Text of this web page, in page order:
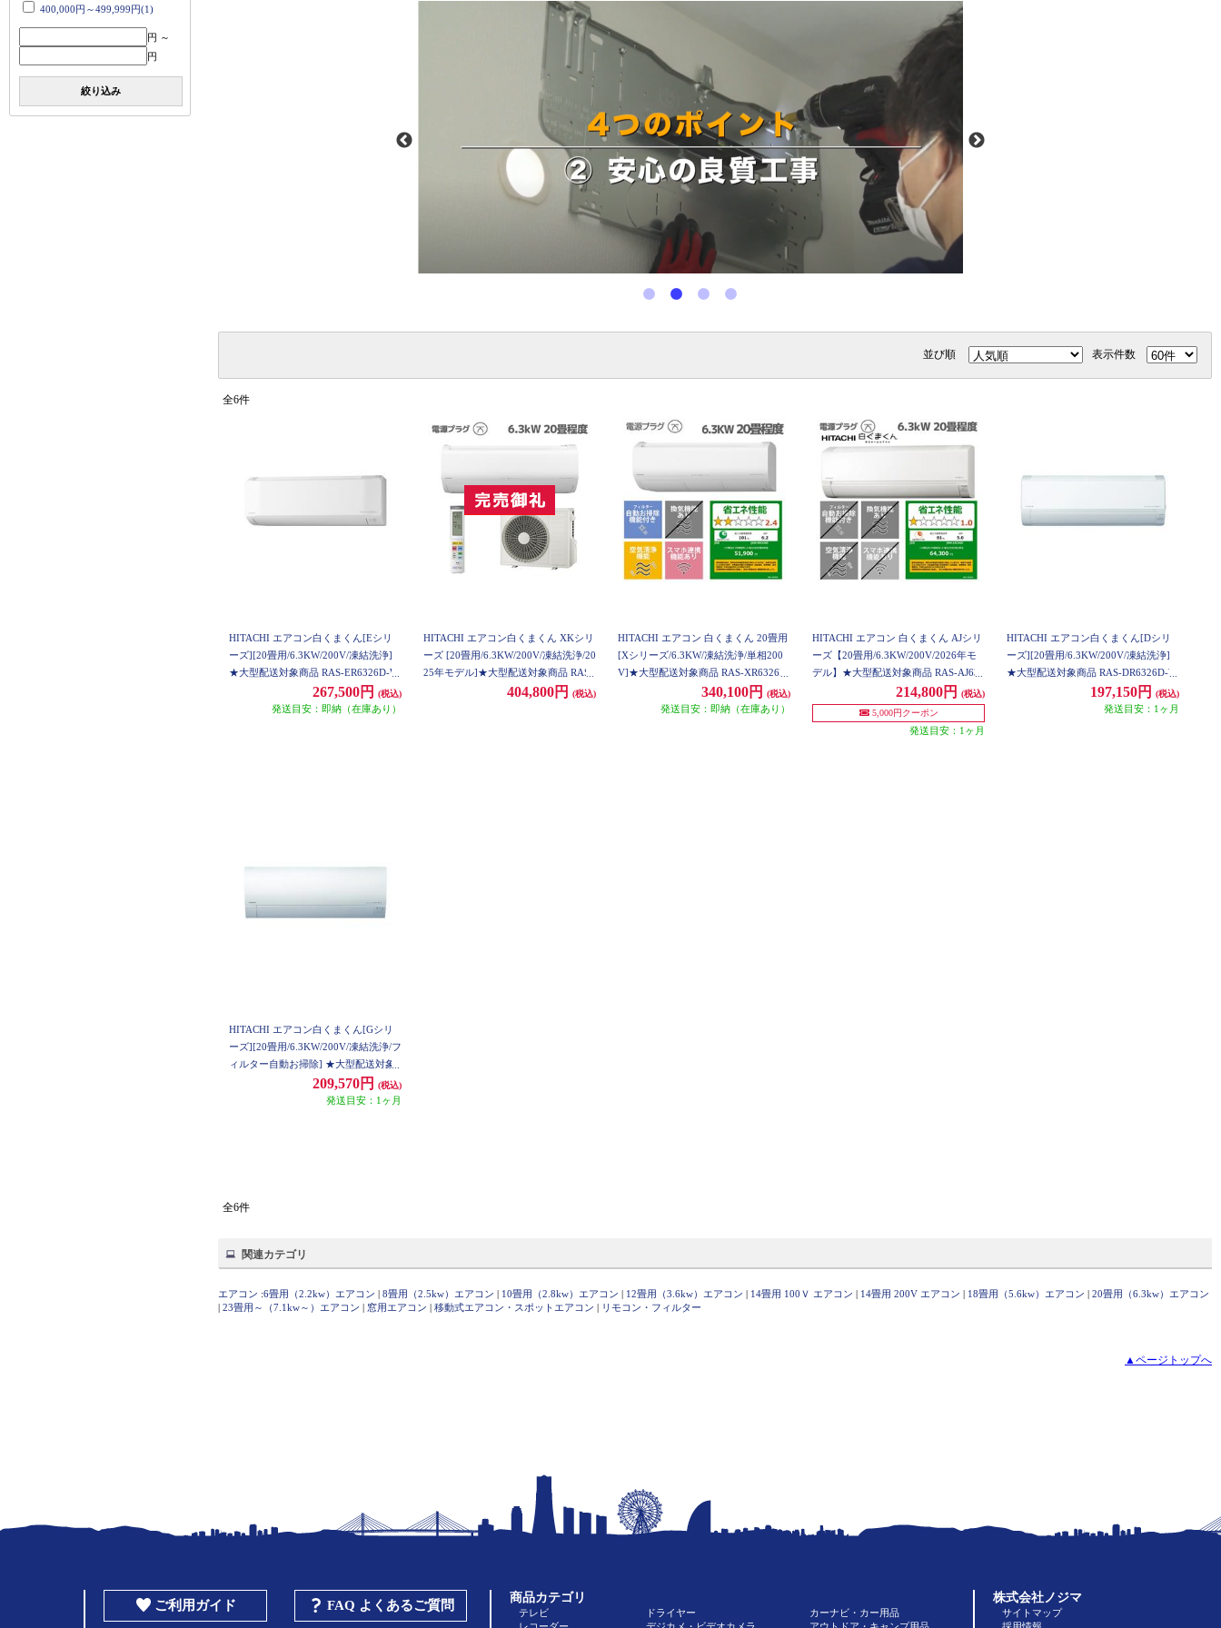
400,000円～499,999円(1)
円 ～
円
絞り込み
並び順 表示件数
全6件
HITACHI エアコン白くまくん[Eシリ
ーズ][20畳用/6.3KW/200V/凍結洗浄]
★大型配送対象商品 RAS-ER6326D-W-
267,500円 (税込)
発送目安：即納（在庫あり）
HITACHI エアコン白くまくん XKシリ
ーズ [20畳用/6.3KW/200V/凍結洗浄/20
25年モデル]★大型配送対象商品 RAS-
XK6325D-W-WEST404,800円 (税込)
HITACHI エアコン 白くまくん 20畳用
[Xシリーズ/6.3KW/凍結洗浄/単相200
V]★大型配送対象商品 RAS-XR6326D-
340,100円 (税込)
発送目安：即納（在庫あり）
HITACHI エアコン 白くまくん AJシリ
ーズ【20畳用/6.3KW/200V/2026年モ
デル】★大型配送対象商品 RAS-AJ632
214,800円
(税込)
5,000円クーポン
発送目安：1ヶ月
HITACHI エアコン白くまくん[Dシリ
ーズ][20畳用/6.3KW/200V/凍結洗浄]
★大型配送対象商品 RAS-DR6326D-W
197,150円 (税込)
発送目安：1ヶ月
HITACHI エアコン白くまくん[Gシリ
ーズ][20畳用/6.3KW/200V/凍結洗浄/フ
ィルター自動お掃除] ★大型配送対象
商品 RAS-GR6326D-W-ESET
209,570円 (税込)
発送目安：1ヶ月
全6件
関連カテゴリ
エアコン :6畳用（2.2kw）エアコン | 8畳用（2.5kw）エアコン | 10畳用（2.8kw）エアコン | 12畳用（3.6kw）エアコン | 14畳用 100Ｖ エアコン | 14畳用 200V エアコン | 18畳用（5.6kw）エアコン | 20畳用（6.3kw）エアコン
| 23畳用～（7.1kw～）エアコン | 窓用エアコン | 移動式エアコン・スポットエアコン | リモコン・フィルター
▲ページトップへ
ご利用ガイド FAQ よくあるご質問
商品カテゴリ
テレビ
ドライヤー
カーナビ・カー用品
株式会社ノジマ
サイトマップ